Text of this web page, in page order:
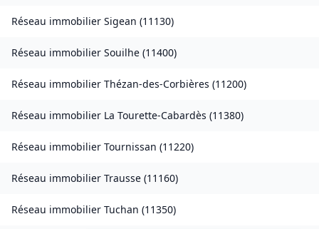
Réseau immobilier Sigean (11130)
Réseau immobilier Souilhe (11400)
Réseau immobilier Thézan-des-Corbières (11200)
Réseau immobilier La Tourette-Cabardès (11380)
Réseau immobilier Tournissan (11220)
Réseau immobilier Trausse (11160)
Réseau immobilier Tuchan (11350)